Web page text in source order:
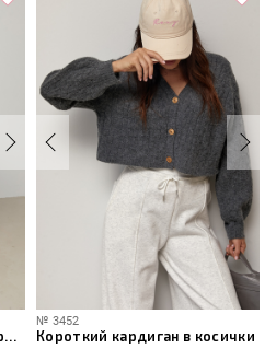
Трикотажный костюм с кардиганом, топом и брюками
№ 3452
Короткий кардиган в косички